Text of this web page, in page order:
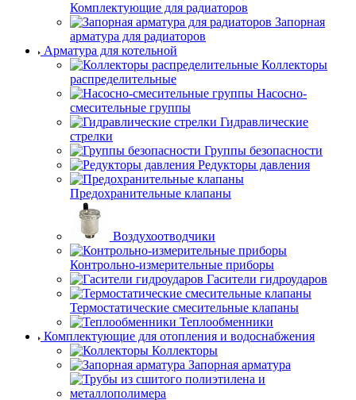
Комплектующие для радиаторов
Запорная
арматура для радиаторов
Арматура для котельной
Коллекторы
распределительные
Насосно-
смесительные группы
Гидравлические
стрелки
Группы безопасности
Редукторы давления
Предохранительные клапаны
Воздухоотводчики
Контрольно-измерительные приборы
Гасители гидроударов
Термостатические смесительные клапаны
Теплообменники
Комплектующие для отопления и водоснабжения
Коллекторы
Запорная арматура